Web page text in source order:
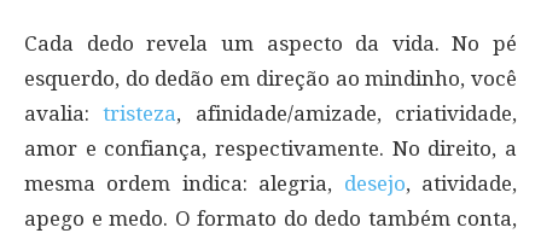
Cada dedo revela um aspecto da vida. No pé
esquerdo, do dedão em direção ao mindinho, você
avalia: tristeza, afinidade/amizade, criatividade,
amor e confiança, respectivamente. No direito, a
mesma ordem indica: alegria, desejo, atividade,
apego e medo. O formato do dedo também conta,